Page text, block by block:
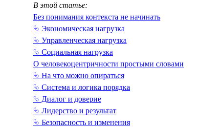
В этой статье:
Без понимания контекста не начинать
⮱ Экономическая нагрузка
⮱ Управленческая нагрузка
⮱ Социальная нагрузка
О человекоцентричности простыми словами
⮱ На что можно опираться
⮱ Система и логика порядка
⮱ Диалог и доверие
⮱ Лидерство и результат
⮱ Безопасность и изменения